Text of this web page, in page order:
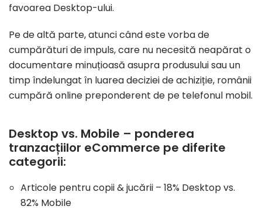
favoarea Desktop-ului.
Pe de altă parte, atunci când este vorba de
cumpărături de impuls, care nu necesită neapărat o
documentare minuțioasă asupra produsului sau un
timp îndelungat în luarea deciziei de achiziție, românii
cumpără online preponderent de pe telefonul mobil.
Desktop vs. Mobile – ponderea
tranzacțiilor eCommerce pe diferite
categorii:
Articole pentru copii & jucării – 18% Desktop vs.
82% Mobile